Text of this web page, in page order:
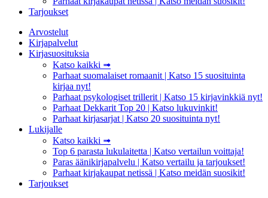
Tarjoukset
Arvostelut
Kirjapalvelut
Kirjasuosituksia
Katso kaikki ➟
Parhaat suomalaiset romaanit | Katso 15 suosituinta
kirjaa nyt!
Parhaat psykologiset trillerit | Katso 15 kirjavinkkiä nyt!
Parhaat Dekkarit Top 20 | Katso lukuvinkit!
Parhaat kirjasarjat | Katso 20 suosituinta nyt!
Lukijalle
Katso kaikki ➟
Top 6 parasta lukulaitetta | Katso vertailun voittaja!
Paras äänikirjapalvelu | Katso vertailu ja tarjoukset!
Parhaat kirjakaupat netissä | Katso meidän suosikit!
Tarjoukset